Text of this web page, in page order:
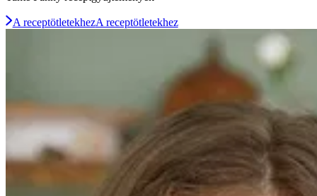
A receptötletekhezA receptötletekhez